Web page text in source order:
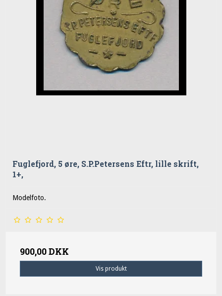
Fuglefjord, 5 øre, S.P.Petersens Eftr, lille skrift,
1+,
Modelfoto.
900,00 DKK
Vis produkt